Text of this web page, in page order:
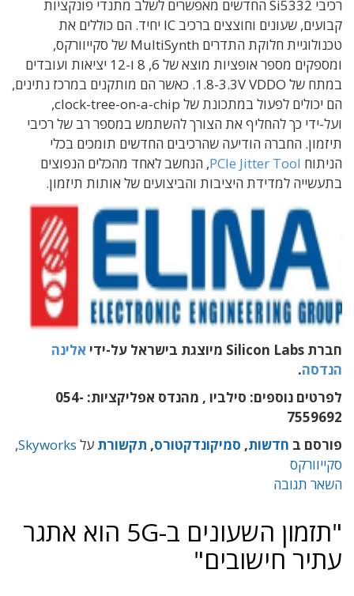
רכיבי Si5332 החדשים מאפשרים לשלב מתנדי פונקציות
קבועים, שעונים וחוצצים ברכיב IC יחיד. הם כוללים את
טכנולוגיית חלוקת התדרים MultiSynth של סקייוורקס,
ומספקים מספר אופציות מוצא של 6, 8 ו-12 יציאות ועובדים
במתח של 1.8-3.3V VDDO. כאשר הם מותקנים במרכז נתינים,
הם יכולים לפעול במתכונת של clock-tree-on-a-chip,
ועל-ידי כך להחליף את הצורך להשתמש במספר רב של רכיבי
תיזמון. החברה הודיעה שהרכיבים החדשים תומכים בכלי
הניתוח PCIe Jitter Tool, הנחשב לאחד מהכלים הנפוצים
בתעשייה למדידת היציבות והביצועים של אותות תיזמון.
חברת Silicon Labs מיוצגת בישראל על-ידי
אלינה
הנדסה.
לפרטים נוספים: סילביו , מהנדס אפליקציות: 054-
7559692
פורסם ב חדשות, סמיקונדקטורס, תקשורת על Skyworks
,
סקייוורקס
השאר תגובה
"תזמון השעונים ב-5G הוא אתגר
עתיר חישובים"